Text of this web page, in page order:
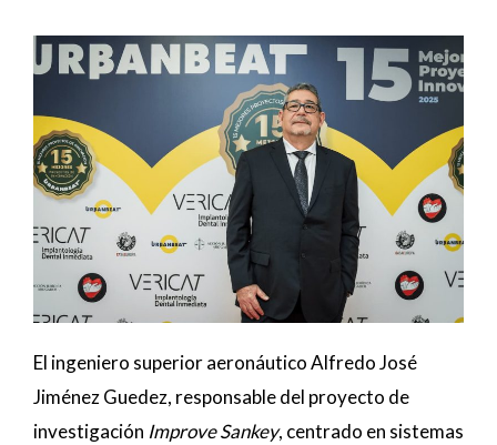
El ingeniero superior aeronáutico Alfredo José
Jiménez Guedez, responsable del proyecto de
investigación Improve Sankey, centrado en sistemas